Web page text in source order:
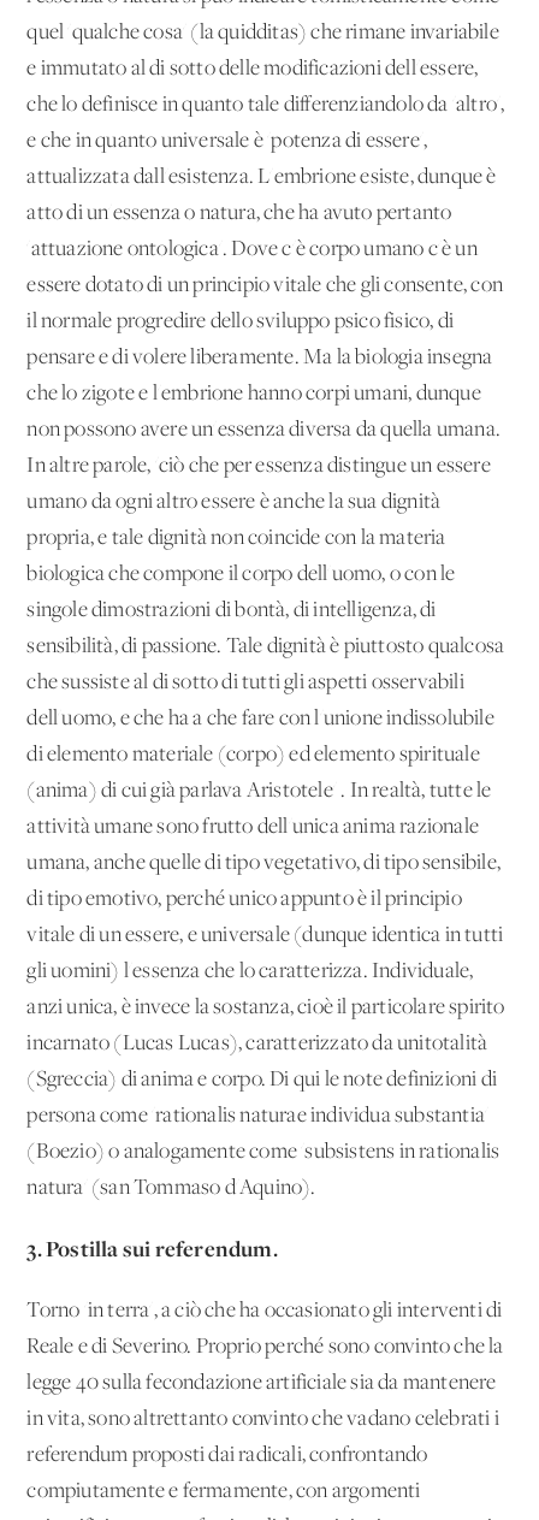
quel 'qualche cosa' (la quidditas) che rimane invariabile
e immutato al di sotto delle modificazioni dell'essere,
che lo definisce in quanto tale differenziandolo da 'altro',
e che in quanto universale è 'potenza di essere',
attualizzata dall'esistenza. L'embrione esiste, dunque è
atto di un'essenza o natura, che ha avuto pertanto
'attuazione ontologica'. Dove c'è corpo umano c'è un
essere dotato di un principio vitale che gli consente, con
il normale progredire dello sviluppo psico fisico, di
pensare e di volere liberamente. Ma la biologia insegna
che lo zigote e l'embrione hanno corpi umani, dunque
non possono avere un'essenza diversa da quella umana.
In altre parole, 'ciò che per essenza distingue un essere
umano da ogni altro essere è anche la sua dignità
propria, e tale dignità non coincide con la materia
biologica che compone il corpo dell'uomo, o con le
singole dimostrazioni di bontà, di intelligenza, di
sensibilità, di passione. Tale dignità è piuttosto qualcosa
che sussiste al di sotto di tutti gli aspetti osservabili
dell'uomo, e che ha a che fare con l'unione indissolubile
di elemento materiale (corpo) ed elemento spirituale
(anima) di cui già parlava Aristotele' . In realtà, tutte le
attività umane sono frutto dell'unica anima razionale
umana, anche quelle di tipo vegetativo, di tipo sensibile,
di tipo emotivo, perché unico appunto è il principio
vitale di un essere, e universale (dunque identica in tutti
gli uomini) l'essenza che lo caratterizza. Individuale,
anzi unica, è invece la sostanza, cioè il particolare spirito
incarnato (Lucas Lucas), caratterizzato da unitotalità
(Sgreccia) di anima e corpo. Di qui le note definizioni di
persona come 'rationalis naturae individua substantia'
(Boezio) o analogamente come 'subsistens in rationalis
natura' (san Tommaso d'Aquino).
3. Postilla sui referendum.
Torno 'in terra', a ciò che ha occasionato gli interventi di
Reale e di Severino. Proprio perché sono convinto che la
legge 40 sulla fecondazione artificiale sia da mantenere
in vita, sono altrettanto convinto che vadano celebrati i
referendum proposti dai radicali, confrontando
compiutamente e fermamente, con argomenti